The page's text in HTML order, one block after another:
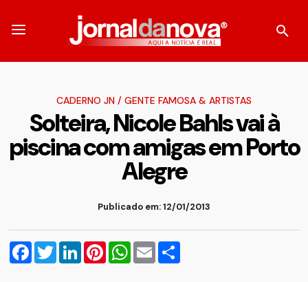
CADERNO JN / GENTE FAMOSA & ARTISTAS
Solteira, Nicole Bahls vai à
piscina com amigas em Porto
Alegre
Publicado em: 12/01/2013
Facebook
TwitterLinkedInPinterestWhatsApp
Email